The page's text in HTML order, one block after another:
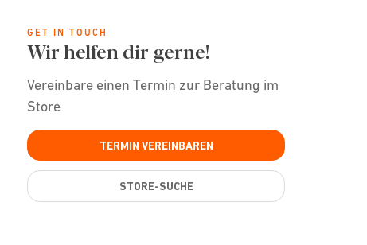
GET IN TOUCH
Wir helfen dir gerne!
Vereinbare einen Termin zur Beratung im
Store
TERMIN VEREINBAREN
STORE-SUCHE